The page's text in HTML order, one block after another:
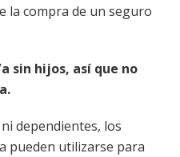
la compra de un seguro
sin hijos, así que no
dependientes, los
pueden utilizarse para